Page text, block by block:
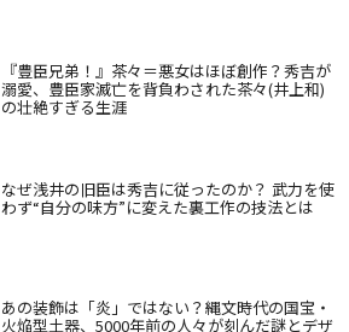
『豊臣兄弟！』茶々＝悪女はほぼ創作？秀吉が
溺愛、豊臣家滅亡を背負わされた茶々(井上和)
の壮絶すぎる生涯
なぜ浅井の旧臣は秀吉に従ったのか？ 武力を使
わず“自分の味方”に変えた裏工作の技法とは
あの装飾は「炎」ではない？縄文時代の国宝・
火焔型土器、5000年前の人々が刻んだ謎とデザ